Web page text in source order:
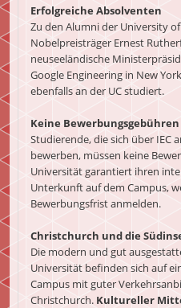
Erfolgreiche Absolventen
Zu den Alumni der University
Nobelpreisträger Ernest
neuseeländische
Google Engineering in New
ebenfalls an der UC studiert.
Keine Bewerbungsgebühren
Studierende, die sich über IEC
bewerben, müssen keine
Universität garantiert ihren
Unterkunft auf dem Campus,
Bewerbungsfrist anmelden.
Christchurch und die
Die modern und gut
Universität befinden sich auf
Campus mit guter
Christchurch. Kultureller